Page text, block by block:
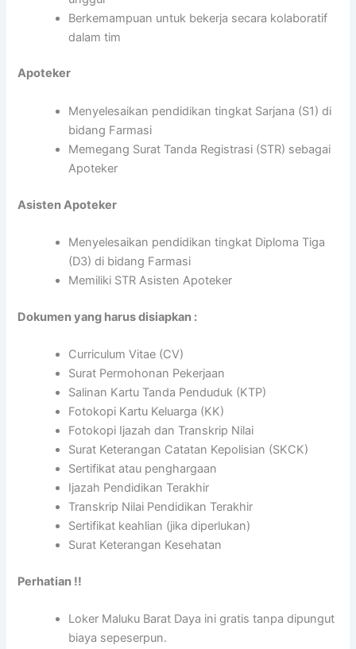
Berkemampuan untuk bekerja secara kolaboratif
dalam tim
Apoteker
Menyelesaikan pendidikan tingkat Sarjana (S1) di
bidang Farmasi
Memegang Surat Tanda Registrasi (STR) sebagai
Apoteker
Asisten Apoteker
Menyelesaikan pendidikan tingkat Diploma Tiga
(D3) di bidang Farmasi
Memiliki STR Asisten Apoteker
Dokumen yang harus disiapkan :
Curriculum Vitae (CV)
Surat Permohonan Pekerjaan
Salinan Kartu Tanda Penduduk (KTP)
Fotokopi Kartu Keluarga (KK)
Fotokopi Ijazah dan Transkrip Nilai
Surat Keterangan Catatan Kepolisian (SKCK)
Sertifikat atau penghargaan
Ijazah Pendidikan Terakhir
Transkrip Nilai Pendidikan Terakhir
Sertifikat keahlian (jika diperlukan)
Surat Keterangan Kesehatan
Perhatian !!
Loker Maluku Barat Daya ini gratis tanpa dipungut
biaya sepeserpun.